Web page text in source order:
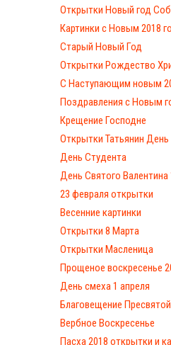
Открытки Новый год
Картинки с Новым 2018
Старый Новый Год
Открытки Рождество
С Наступающим новым
Поздравления с Новым
Крещение Господне
Открытки Татьянин День
День Студента
День Святого Валентина
23 февраля открытки
Весенние картинки
Открытки 8 Марта
Открытки Масленица
Прощеное воскресенье
День смеха 1 апреля
Благовещение
Вербное Воскресенье
Пасха 2018 открытки и